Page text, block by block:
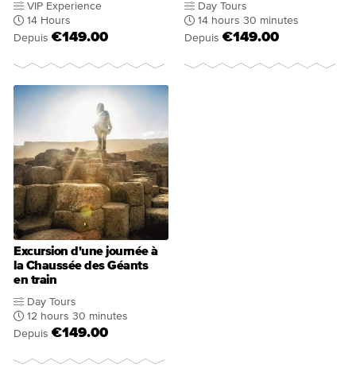
VIP Experience
14 Hours
Depuis €149.00
Day Tours
14 hours 30 minutes
Depuis €149.00
Excursion d'une journée à
la Chaussée des Géants
en train
Day Tours
12 hours 30 minutes
Depuis €149.00